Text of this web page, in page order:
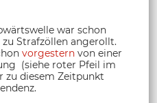
war schon
Strafzöllen angerollt.
vorgestern von einer
(siehe roter Pfeil im
zu diesem Zeitpunkt